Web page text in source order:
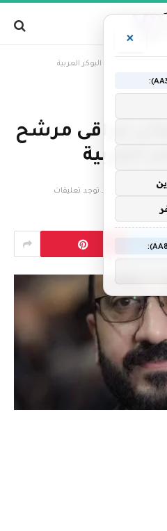
دائم لجائزة البوكر العربية
عراقى مرشح
العربية
لا توجد تعليقات
×